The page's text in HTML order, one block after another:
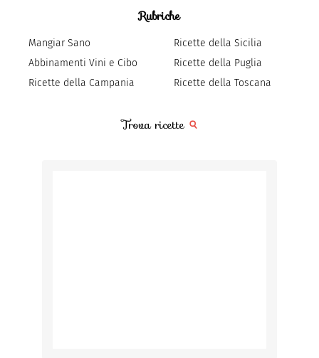
Rubriche
Mangiar Sano
Abbinamenti Vini e Cibo
Ricette della Campania
Ricette della Sicilia
Ricette della Puglia
Ricette della Toscana
Trova ricette